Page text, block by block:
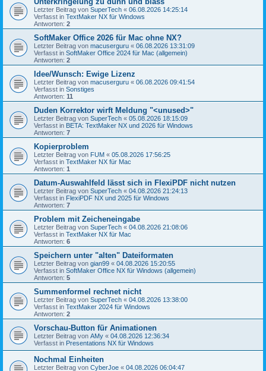
Letzter Beitrag von SuperTech « 06.08.2026 14:25:14
Verfasst in TextMaker NX für Windows
Antworten: 2
SoftMaker Office 2026 für Mac ohne NX?
Letzter Beitrag von macuserguru « 06.08.2026 13:31:09
Verfasst in SoftMaker Office 2024 für Mac (allgemein)
Antworten: 2
Idee/Wunsch: Ewige Lizenz
Letzter Beitrag von macuserguru « 06.08.2026 09:41:54
Verfasst in Sonstiges
Antworten: 11
Duden Korrektor wirft Meldung "<unused>"
Letzter Beitrag von SuperTech « 05.08.2026 18:15:09
Verfasst in BETA: TextMaker NX und 2026 für Windows
Antworten: 7
Kopierproblem
Letzter Beitrag von FUM « 05.08.2026 17:56:25
Verfasst in TextMaker NX für Mac
Antworten: 1
Datum-Auswahlfeld lässt sich in FlexiPDF nicht nutzen
Letzter Beitrag von SuperTech « 04.08.2026 21:24:13
Verfasst in FlexiPDF NX und 2025 für Windows
Antworten: 7
Problem mit Zeicheneingabe
Letzter Beitrag von SuperTech « 04.08.2026 21:08:06
Verfasst in TextMaker NX für Mac
Antworten: 6
Speichern unter "alten" Dateiformaten
Letzter Beitrag von gian99 « 04.08.2026 15:20:55
Verfasst in SoftMaker Office NX für Windows (allgemein)
Antworten: 5
Summenformel rechnet nicht
Letzter Beitrag von SuperTech « 04.08.2026 13:38:00
Verfasst in TextMaker 2024 für Windows
Antworten: 2
Vorschau-Button für Animationen
Letzter Beitrag von AMy « 04.08.2026 12:36:34
Verfasst in Presentations NX für Windows
Nochmal Einheiten
Letzter Beitrag von CyberJoe « 04.08.2026 06:04:47